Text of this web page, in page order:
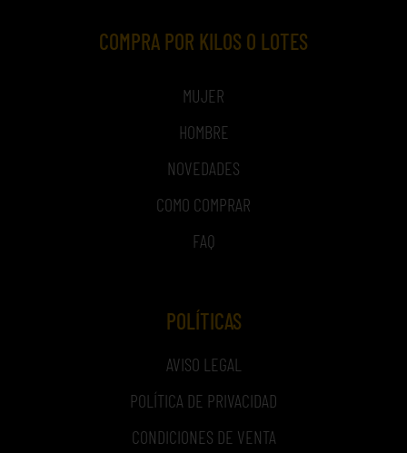
COMPRA POR KILOS O LOTES
MUJER
HOMBRE
NOVEDADES
COMO COMPRAR
FAQ
POLÍTICAS
AVISO LEGAL
POLÍTICA DE PRIVACIDAD
CONDICIONES DE VENTA